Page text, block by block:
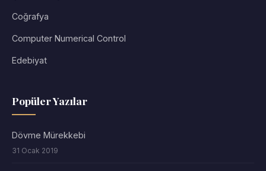
Coğrafya
Computer Numerical Control
Edebiyat
Popüler Yazılar
Dövme Mürekkebi
31 Ocak 2019